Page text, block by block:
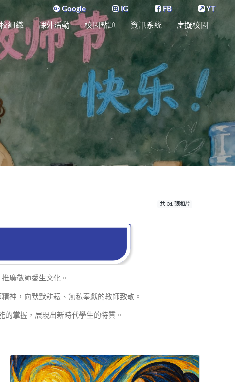
組織 課外活動 校園點題 資訊系統 虛擬校園
Google IG FB YT
共 31 張相片
廣敬師愛生文化。
神，向默默耕耘、無私奉獻的教師致敬。
掌握，展現出新時代學生的特質。